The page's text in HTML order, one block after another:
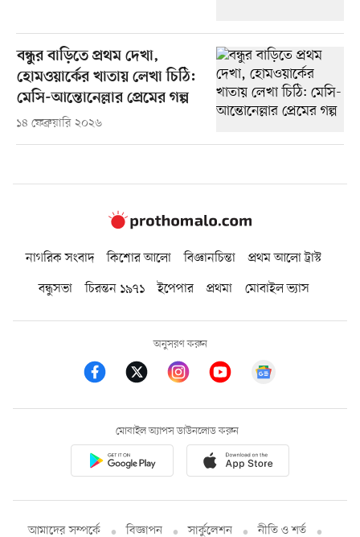
বন্ধুর বাড়িতে প্রথম দেখা,
হোমওয়ার্কের খাতায় লেখা চিঠি:
মেসি-আন্তোনেল্লার প্রেমের গল্প
১৪ ফেব্রুয়ারি ২০২৬
নাগরিক সংবাদ কিশোর আলো বিজ্ঞানচিন্তা
প্রথম আলো ট্রাস্ট
বন্ধুসভা
চিরন্তন ১৯৭১ ইপেপার প্রথমা মোবাইল ভ্যাস
অনুসরণ করুন
মোবাইল অ্যাপস ডাউনলোড করুন
আমাদের সম্পর্কে বিজ্ঞাপন সার্কুলেশন নীতি ও শর্ত